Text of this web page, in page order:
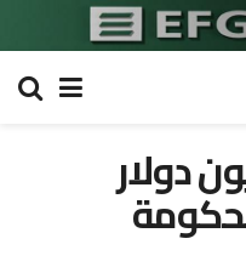
43 مليون دولار